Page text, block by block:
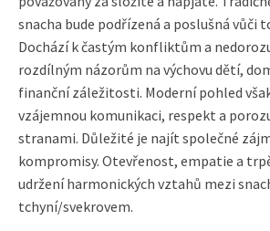
snacha bude podřízená a poslušná vůči
Dochází k častým konfliktům a
rozdílným názorům na výchovu dětí,
finanční záležitosti. Moderní pohled
vzájemnou komunikaci, respekt a
stranami. Důležité je najít společné
kompromisy. Otevřenost, empatie a
udržení harmonických vztahů mezi
tchyní/svekrovem.